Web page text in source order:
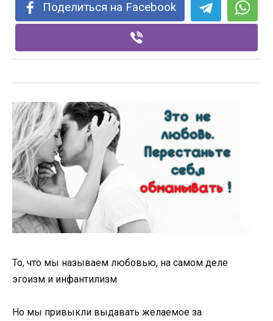
Поделиться на Facebook
То, что мы называем любовью, на самом деле
эгоизм и инфантилизм
Но мы привыкли выдавать желаемое за